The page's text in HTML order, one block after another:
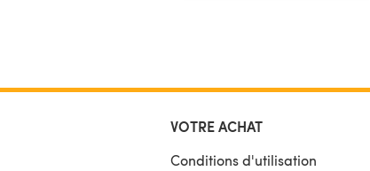
VOTRE ACHAT
Conditions d'utilisation